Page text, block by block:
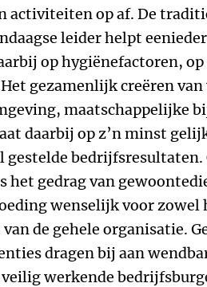
activiteiten op af. De
leider helpt
op hygiënefactoren,
gezamenlijk creëren van
maatschappelijke
daarbij op z’n minst
gestelde bedrijfsresultaten.
het gedrag van
wenselijk voor
de gehele organisatie.
dragen bij aan
werkende